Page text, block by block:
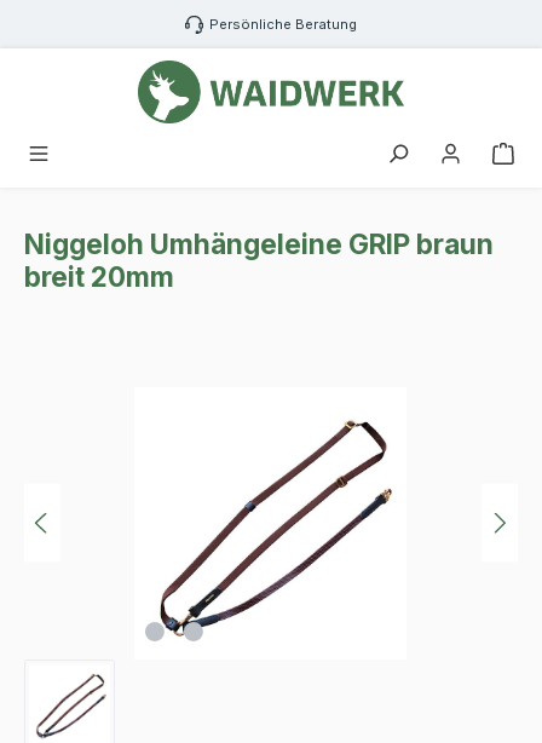
Zum Hauptinhalt springen Persönliche Beratung
Niggeloh Umhängeleine GRIP braun
breit 20mm